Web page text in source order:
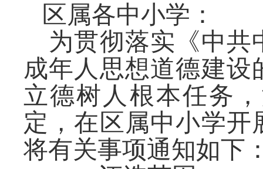
区属各中小学：
为贯彻落实《中共
成年人思想道德建
立德树人根本任务
定，在区属中小学
将有关事项通知如下